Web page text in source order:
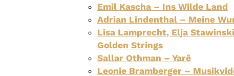
Emil Kascha – Ins Wilde Land
Adrian Lindenthal – Meine
Lisa Lamprecht, Elja
Golden Strings
Sallar Othman – Yarê
Leonie Bramberger –